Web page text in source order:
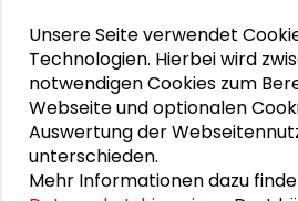
Sie war am 15. März 2022
des Workshops„Konflikte
moderierte das
gehört das Wasser? –
Verteilungsfrage“
Darmstädter Tage der
Unsere Seite verwendet
Technologien. Hierbei wird
notwendigen Cookies zum
Webseite und optionalen
Auswertung der
unterschieden.
Mehr Informationen dazu